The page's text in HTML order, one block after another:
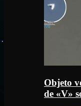
Objeto
de «V»